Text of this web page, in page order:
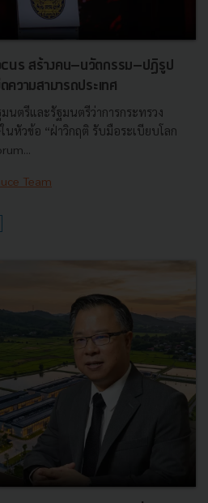
สร้างคน–นวัตกรรม–ปฏิรูป
ความสามารถประเทศ
ตรีและรัฐมนตรีว่าการกระทรวง
นหัวข้อ “ฝ่าวิกฤติ รับมือระเบียบโลก
Team